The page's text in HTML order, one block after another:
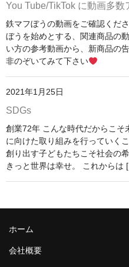
You Tube/TikTok に動画多数
鉄マフぼうの動画をご確認くだ
ぼうを始めとする、関連商品の
い方の参考動画から、新商品の
非のぞいてみて下さい
2021年1月25日
SDGs
創業72年 こんな時代だからこそ
に向けた取り組みを行っていく
創り出す子どもたちこそ社会の
きっと世界は幸せ。 これからは
ホーム
会社概要